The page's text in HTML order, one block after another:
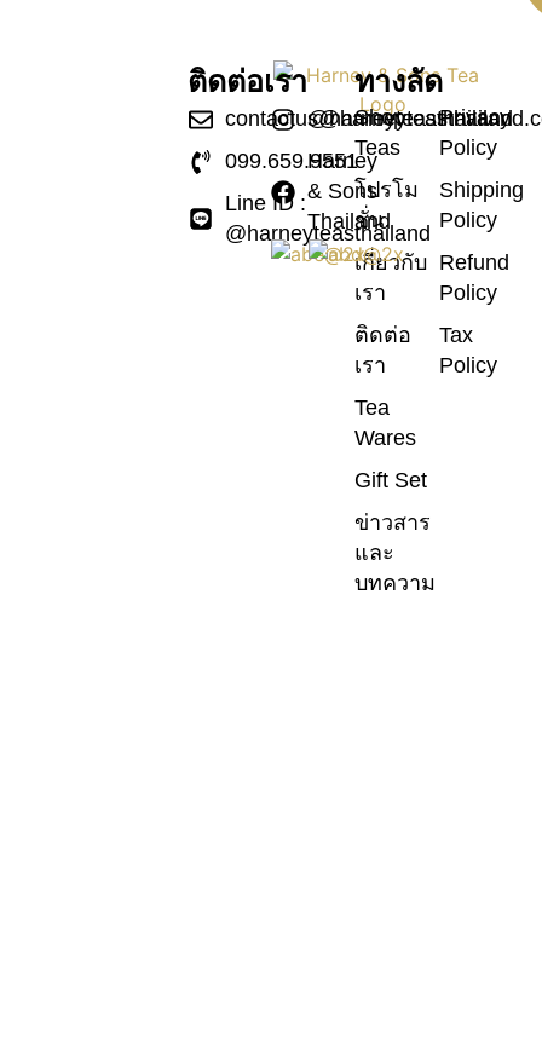
ทางลัด
Shop
Teas
โปรโม
ชั่น
เกี่ยวกับ
เรา
ติดต่อ
เรา
Tea
Wares
Gift Set
ข่าวสาร
และ
บทความ
Privacy
Policy
Shipping
Policy
Refund
Policy
Tax
Policy
ติดต่อเรา
099.659.9551
Line ID :
@harneyteasthailand
@harneyteasthailand
Harney
& Sons
Thailand